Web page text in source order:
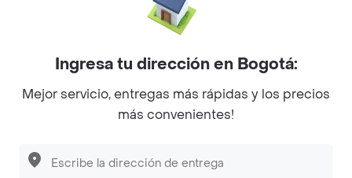
Sobre Rappi
Facebook
Twitter
Instagram
©2026Rappi Inc. All rights reserved.
Ingresa tu dirección en Bogotá:
Mejor servicio, entregas más rápidas y los precios
más convenientes!